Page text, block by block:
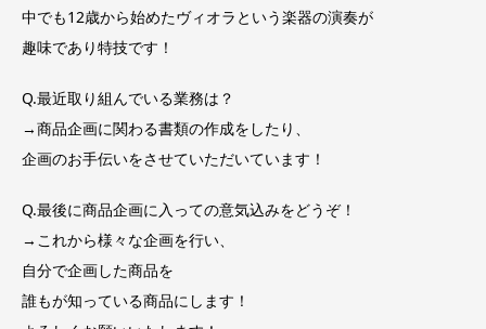
中でも12歳から始めたヴィオラという楽器の演奏が
趣味であり特技です！
Q.最近取り組んでいる業務は？
→商品企画に関わる書類の作成をしたり、
企画のお手伝いをさせていただいています！
Q.最後に商品企画に入っての意気込みをどうぞ！
→これから様々な企画を行い、
自分で企画した商品を
誰もが知っている商品にします！